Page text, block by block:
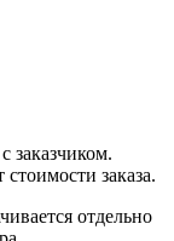
заказчиком.
стоимости заказа.
отдельно